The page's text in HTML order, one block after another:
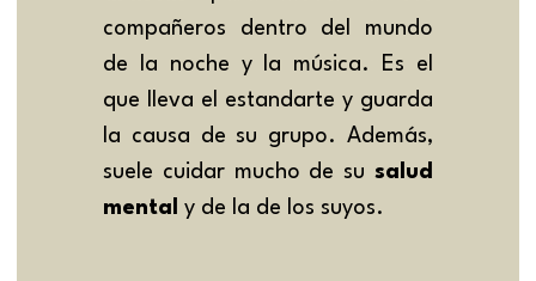
compañeros dentro del mundo
de la noche y la música. Es el
que lleva el estandarte y guarda
la causa de su grupo. Además,
suele cuidar mucho de su salud
mental
y de la de los suyos.